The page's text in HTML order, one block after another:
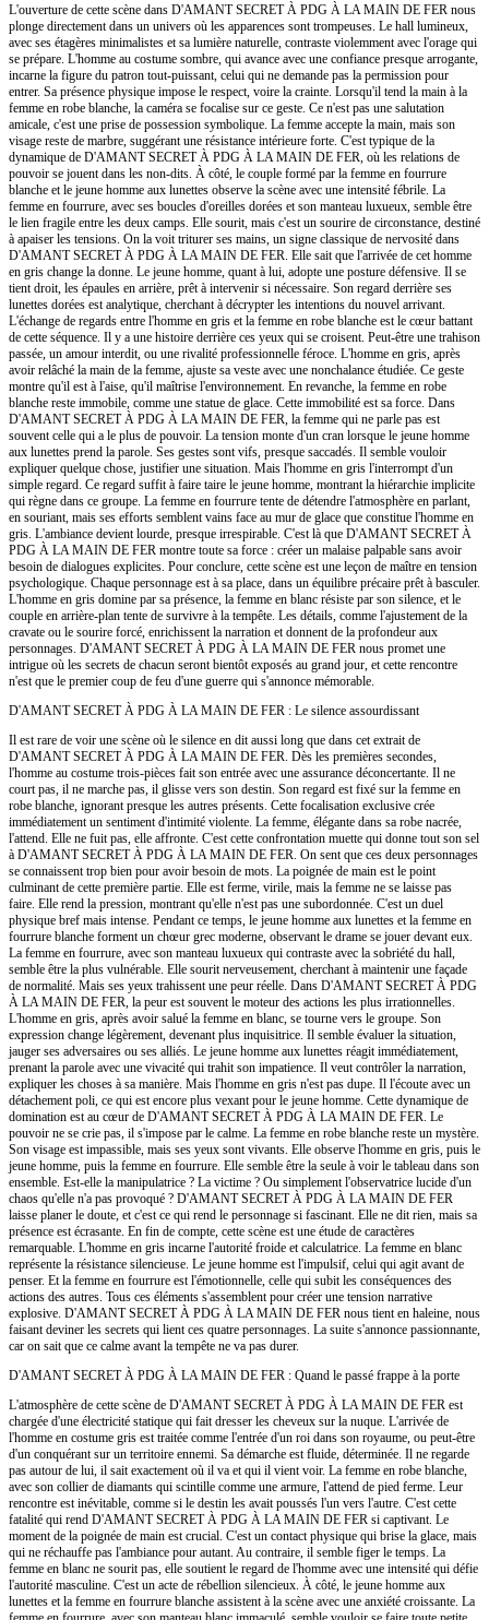
L'ouverture de cette scène dans D'AMANT SECRET À PDG À LA MAIN DE FER nous
plonge directement dans un univers où les apparences sont trompeuses. Le hall lumineux,
avec ses étagères minimalistes et sa lumière naturelle, contraste violemment avec l'orage qui
se prépare. L'homme au costume sombre, qui avance avec une confiance presque arrogante,
incarne la figure du patron tout-puissant, celui qui ne demande pas la permission pour
entrer. Sa présence physique impose le respect, voire la crainte. Lorsqu'il tend la main à la
femme en robe blanche, la caméra se focalise sur ce geste. Ce n'est pas une salutation
amicale, c'est une prise de possession symbolique. La femme accepte la main, mais son
visage reste de marbre, suggérant une résistance intérieure forte. C'est typique de la
dynamique de D'AMANT SECRET À PDG À LA MAIN DE FER, où les relations de
pouvoir se jouent dans les non-dits. À côté, le couple formé par la femme en fourrure
blanche et le jeune homme aux lunettes observe la scène avec une intensité fébrile. La
femme en fourrure, avec ses boucles d'oreilles dorées et son manteau luxueux, semble être
le lien fragile entre les deux camps. Elle sourit, mais c'est un sourire de circonstance, destiné
à apaiser les tensions. On la voit triturer ses mains, un signe classique de nervosité dans
D'AMANT SECRET À PDG À LA MAIN DE FER. Elle sait que l'arrivée de cet homme
en gris change la donne. Le jeune homme, quant à lui, adopte une posture défensive. Il se
tient droit, les épaules en arrière, prêt à intervenir si nécessaire. Son regard derrière ses
lunettes dorées est analytique, cherchant à décrypter les intentions du nouvel arrivant.
L'échange de regards entre l'homme en gris et la femme en robe blanche est le cœur battant
de cette séquence. Il y a une histoire derrière ces yeux qui se croisent. Peut-être une trahison
passée, un amour interdit, ou une rivalité professionnelle féroce. L'homme en gris, après
avoir relâché la main de la femme, ajuste sa veste avec une nonchalance étudiée. Ce geste
montre qu'il est à l'aise, qu'il maîtrise l'environnement. En revanche, la femme en robe
blanche reste immobile, comme une statue de glace. Cette immobilité est sa force. Dans
D'AMANT SECRET À PDG À LA MAIN DE FER, la femme qui ne parle pas est
souvent celle qui a le plus de pouvoir. La tension monte d'un cran lorsque le jeune homme
aux lunettes prend la parole. Ses gestes sont vifs, presque saccadés. Il semble vouloir
expliquer quelque chose, justifier une situation. Mais l'homme en gris l'interrompt d'un
simple regard. Ce regard suffit à faire taire le jeune homme, montrant la hiérarchie implicite
qui règne dans ce groupe. La femme en fourrure tente de détendre l'atmosphère en parlant,
en souriant, mais ses efforts semblent vains face au mur de glace que constitue l'homme en
gris. L'ambiance devient lourde, presque irrespirable. C'est là que D'AMANT SECRET À
PDG À LA MAIN DE FER montre toute sa force : créer un malaise palpable sans avoir
besoin de dialogues explicites. Pour conclure, cette scène est une leçon de maître en tension
psychologique. Chaque personnage est à sa place, dans un équilibre précaire prêt à basculer.
L'homme en gris domine par sa présence, la femme en blanc résiste par son silence, et le
couple en arrière-plan tente de survivre à la tempête. Les détails, comme l'ajustement de la
cravate ou le sourire forcé, enrichissent la narration et donnent de la profondeur aux
personnages. D'AMANT SECRET À PDG À LA MAIN DE FER nous promet une
intrigue où les secrets de chacun seront bientôt exposés au grand jour, et cette rencontre
n'est que le premier coup de feu d'une guerre qui s'annonce mémorable.
D'AMANT SECRET À PDG À LA MAIN DE FER : Le silence assourdissant
Il est rare de voir une scène où le silence en dit aussi long que dans cet extrait de
D'AMANT SECRET À PDG À LA MAIN DE FER. Dès les premières secondes,
l'homme au costume trois-pièces fait son entrée avec une assurance déconcertante. Il ne
court pas, il ne marche pas, il glisse vers son destin. Son regard est fixé sur la femme en
robe blanche, ignorant presque les autres présents. Cette focalisation exclusive crée
immédiatement un sentiment d'intimité violente. La femme, élégante dans sa robe nacrée,
l'attend. Elle ne fuit pas, elle affronte. C'est cette confrontation muette qui donne tout son sel
à D'AMANT SECRET À PDG À LA MAIN DE FER. On sent que ces deux personnages
se connaissent trop bien pour avoir besoin de mots. La poignée de main est le point
culminant de cette première partie. Elle est ferme, virile, mais la femme ne se laisse pas
faire. Elle rend la pression, montrant qu'elle n'est pas une subordonnée. C'est un duel
physique bref mais intense. Pendant ce temps, le jeune homme aux lunettes et la femme en
fourrure blanche forment un chœur grec moderne, observant le drame se jouer devant eux.
La femme en fourrure, avec son manteau luxueux qui contraste avec la sobriété du hall,
semble être la plus vulnérable. Elle sourit nerveusement, cherchant à maintenir une façade
de normalité. Mais ses yeux trahissent une peur réelle. Dans D'AMANT SECRET À PDG
À LA MAIN DE FER, la peur est souvent le moteur des actions les plus irrationnelles.
L'homme en gris, après avoir salué la femme en blanc, se tourne vers le groupe. Son
expression change légèrement, devenant plus inquisitrice. Il semble évaluer la situation,
jauger ses adversaires ou ses alliés. Le jeune homme aux lunettes réagit immédiatement,
prenant la parole avec une vivacité qui trahit son impatience. Il veut contrôler la narration,
expliquer les choses à sa manière. Mais l'homme en gris n'est pas dupe. Il l'écoute avec un
détachement poli, ce qui est encore plus vexant pour le jeune homme. Cette dynamique de
domination est au cœur de D'AMANT SECRET À PDG À LA MAIN DE FER. Le
pouvoir ne se crie pas, il s'impose par le calme. La femme en robe blanche reste un mystère.
Son visage est impassible, mais ses yeux sont vivants. Elle observe l'homme en gris, puis le
jeune homme, puis la femme en fourrure. Elle semble être la seule à voir le tableau dans son
ensemble. Est-elle la manipulatrice ? La victime ? Ou simplement l'observatrice lucide d'un
chaos qu'elle n'a pas provoqué ? D'AMANT SECRET À PDG À LA MAIN DE FER
laisse planer le doute, et c'est ce qui rend le personnage si fascinant. Elle ne dit rien, mais sa
présence est écrasante. En fin de compte, cette scène est une étude de caractères
remarquable. L'homme en gris incarne l'autorité froide et calculatrice. La femme en blanc
représente la résistance silencieuse. Le jeune homme est l'impulsif, celui qui agit avant de
penser. Et la femme en fourrure est l'émotionnelle, celle qui subit les conséquences des
actions des autres. Tous ces éléments s'assemblent pour créer une tension narrative
explosive. D'AMANT SECRET À PDG À LA MAIN DE FER nous tient en haleine, nous
faisant deviner les secrets qui lient ces quatre personnages. La suite s'annonce passionnante,
car on sait que ce calme avant la tempête ne va pas durer.
D'AMANT SECRET À PDG À LA MAIN DE FER : Quand le passé frappe à la porte
L'atmosphère de cette scène de D'AMANT SECRET À PDG À LA MAIN DE FER est
chargée d'une électricité statique qui fait dresser les cheveux sur la nuque. L'arrivée de
l'homme en costume gris est traitée comme l'entrée d'un roi dans son royaume, ou peut-être
d'un conquérant sur un territoire ennemi. Sa démarche est fluide, déterminée. Il ne regarde
pas autour de lui, il sait exactement où il va et qui il vient voir. La femme en robe blanche,
avec son collier de diamants qui scintille comme une armure, l'attend de pied ferme. Leur
rencontre est inévitable, comme si le destin les avait poussés l'un vers l'autre. C'est cette
fatalité qui rend D'AMANT SECRET À PDG À LA MAIN DE FER si captivant. Le
moment de la poignée de main est crucial. C'est un contact physique qui brise la glace, mais
qui ne réchauffe pas l'ambiance pour autant. Au contraire, il semble figer le temps. La
femme en blanc ne sourit pas, elle soutient le regard de l'homme avec une intensité qui défie
l'autorité masculine. C'est un acte de rébellion silencieux. À côté, le jeune homme aux
lunettes et la femme en fourrure blanche assistent à la scène avec une anxiété croissante. La